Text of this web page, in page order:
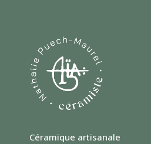
Céramique artisanale